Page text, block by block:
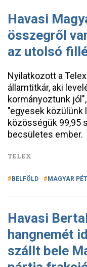
Havasi
összegről
az utolsó
Nyilatkozott a
államtitkár, aki
kormányoztunk
"egyesek közülünk
közösségük 99,95
becsületes ember.
TELEX
BELFÖLD MAGYAR
Havasi
hangnemét
szállt bele